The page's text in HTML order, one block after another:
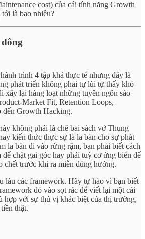
cost) của cái tính năng Growth
là bao nhiêu?
đông
trình 4 tập khá thực tế nhưng đây là
phát triển không phải tự lùi tự thấy khó
xây lại hàng loạt những tuyên ngôn sáo
Market Fit, Retention Loops,
đến Growth Hacking.
không phải là chê bai sách vở Thung
kiến thức thực sự là la bàn cho sự phát
la bàn đi vào rừng rậm, bạn phải biết cách
để chặt gai góc hay phải tuỳ cơ ứng biến để
chết trước khi ra miễn đúng hướng.
làu các framework. Hãy tự hào vì bạn biết
đó vào sọt rác để viết lại một cái
hợp với sự thú vị khác biệt của thị trường,
thật.